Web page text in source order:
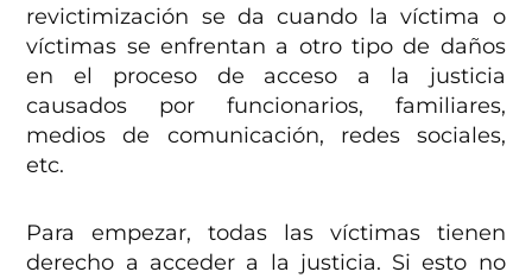
revictimización se da cuando la víctima o
víctimas se enfrentan a otro tipo de daños
en el proceso de acceso a la justicia
causados por funcionarios, familiares,
medios de comunicación, redes sociales,
etc.
Para empezar, todas las víctimas tienen
derecho a acceder a la justicia. Si esto no